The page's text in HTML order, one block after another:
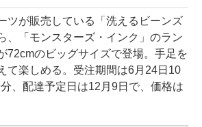
ツが販売している「洗えるビーンズ
、「モンスターズ・インク」のラン
72cmのビッグサイズで登場。手足を
て楽しめる。受注期間は6月24日10
、配達予定日は12月9日で、価格は